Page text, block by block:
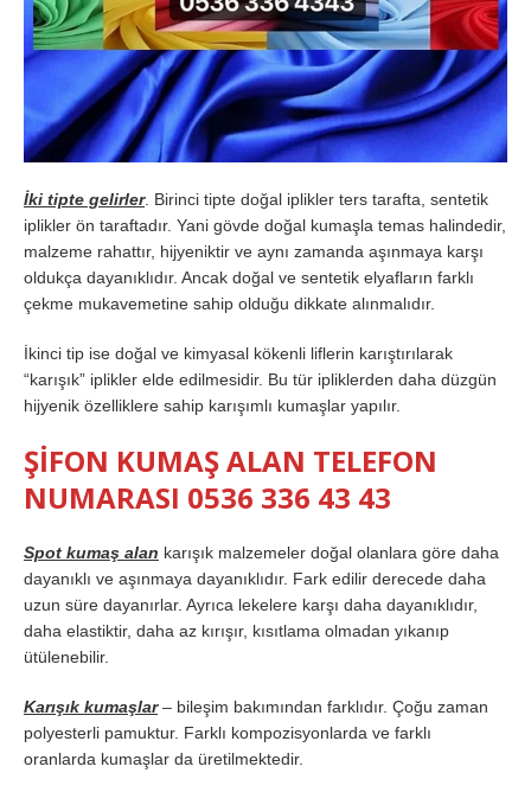
İki tipte gelirler. Birinci tipte doğal iplikler ters tarafta, sentetik
iplikler ön taraftadır. Yani gövde doğal kumaşla temas halindedir,
malzeme rahattır, hijyeniktir ve aynı zamanda aşınmaya karşı
oldukça dayanıklıdır. Ancak doğal ve sentetik elyafların farklı
çekme mukavemetine sahip olduğu dikkate alınmalıdır.
İkinci tip ise doğal ve kimyasal kökenli liflerin karıştırılarak
“karışık” iplikler elde edilmesidir. Bu tür ipliklerden daha düzgün
hijyenik özelliklere sahip karışımlı kumaşlar yapılır.
ŞİFON KUMAŞ ALAN TELEFON
NUMARASI 0536 336 43 43
Spot kumaş alan karışık malzemeler doğal olanlara göre daha
dayanıklı ve aşınmaya dayanıklıdır. Fark edilir derecede daha
uzun süre dayanırlar. Ayrıca lekelere karşı daha dayanıklıdır,
daha elastiktir, daha az kırışır, kısıtlama olmadan yıkanıp
ütülenebilir.
Karışık kumaşlar– bileşim bakımından farklıdır. Çoğu zaman
polyesterli pamuktur. Farklı kompozisyonlarda ve farklı
oranlarda kumaşlar da üretilmektedir.